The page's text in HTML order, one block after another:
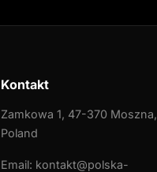
Kontakt
Zamkowa 1, 47-370 Moszna,
Poland
Email: kontakt@polska-